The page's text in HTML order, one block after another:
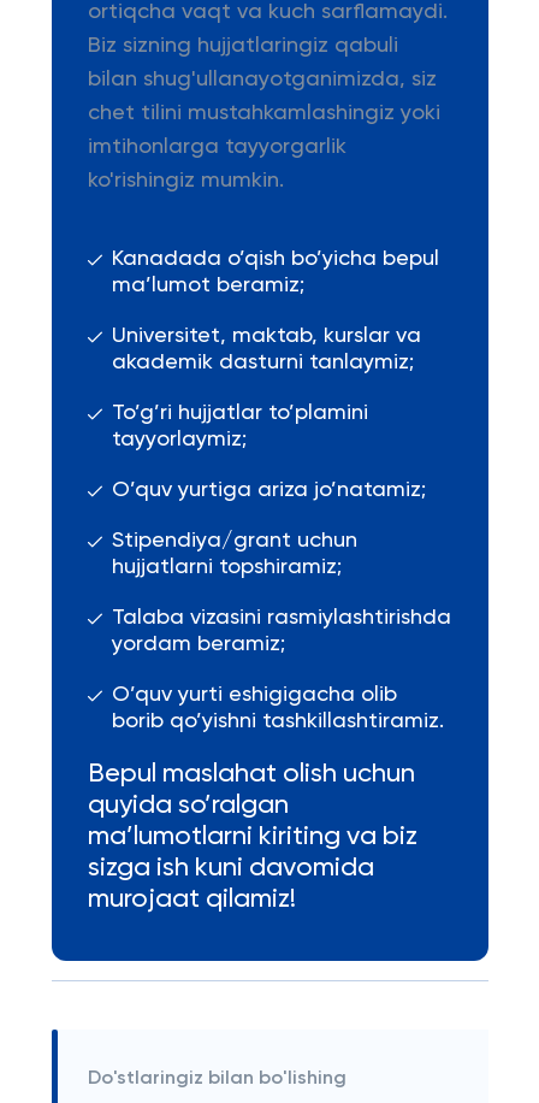
ortiqcha vaqt va kuch sarflamaydi.
Biz sizning hujjatlaringiz qabuli
bilan shug'ullanayotganimizda, siz
chet tilini mustahkamlashingiz yoki
imtihonlarga tayyorgarlik
ko'rishingiz mumkin.
Kanadada o’qish bo’yicha bepul
ma’lumot beramiz;
Universitet, maktab, kurslar va
akademik dasturni tanlaymiz;
To’g’ri hujjatlar to’plamini
tayyorlaymiz;
O’quv yurtiga ariza jo’natamiz;
Stipendiya/grant uchun
hujjatlarni topshiramiz;
Talaba vizasini rasmiylashtirishda
yordam beramiz;
O’quv yurti eshigigacha olib
borib qo’yishni tashkillashtiramiz.
Bepul maslahat olish uchun
quyida so’ralgan
ma’lumotlarni kiriting va biz
sizga ish kuni davomida
murojaat qilamiz!
Do'stlaringiz bilan bo'lishing